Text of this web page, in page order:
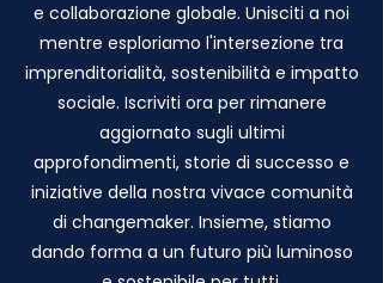
e collaborazione globale. Unisciti a noi
mentre esploriamo l'intersezione tra
imprenditorialità, sostenibilità e impatto
sociale. Iscriviti ora per rimanere
aggiornato sugli ultimi
approfondimenti, storie di successo e
iniziative della nostra vivace comunità
di changemaker. Insieme, stiamo
dando forma a un futuro più luminoso